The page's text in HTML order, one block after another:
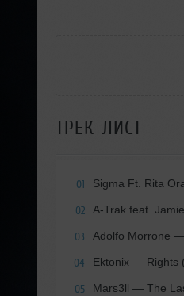
ТРЕК-ЛИСТ
01 Sigma Ft. Rita
02 A-Trak feat.
03 Adolfo Morrone —
04 Ektonix — Rights
05 Mars3ll — The